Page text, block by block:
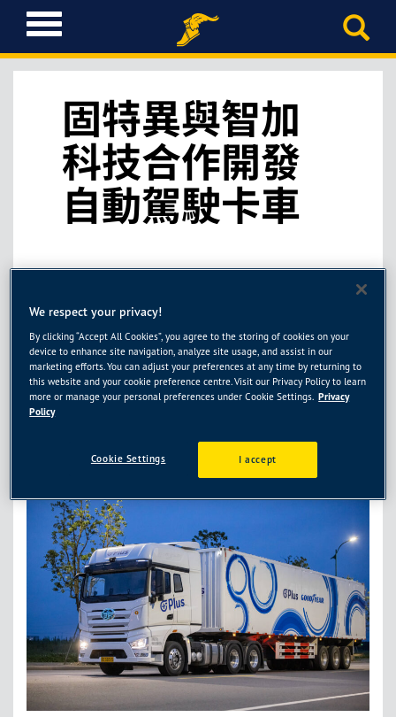
T
o
g
i
n
固特異與智加
科技合作開發
自動駕駛卡車
2021年8月23日，中國上海報導 – 固特異輪胎與橡膠公
司（The Goodyear Tire & Rubber Company）於今日宣
布與自動駕駛卡車技術全球供應商智加科技（Plus，前
身為Plus.ai）達成協議進行策略合作，目的是提供最適
化的自動駕駛解決方案，以協助加速物流運輸業的智能
與互聯轉型。
透過此次的合作，固特異包含智能網聯輪胎在內的服務
貨櫃拖車(Semi-truck)其運輸效率和安全性，同時還可減
少碳排放的影響。
We respect your privacy!
By clicking “Accept All Cookies”, you agree to the storing of cookies on your
device to enhance site navigation, analyze site usage, and assist in our
marketing efforts. You can adjust your preferences at any time by returning to
this website and your cookie preference centre. Visit our Privacy Policy to learn
more or manage your personal preferences under Cookie Settings. Privacy
Policy
I accept
Cookie Settings